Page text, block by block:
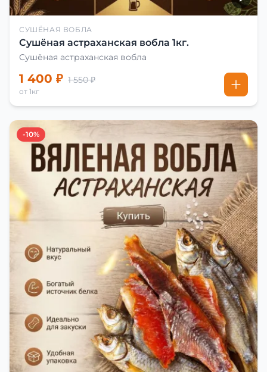
СУШЁНАЯ ВОБЛА
Сушёная астраханская вобла 1кг.
Сушёная астраханская вобла
1 400 ₽ 1 550 ₽
от 1кг
-10%